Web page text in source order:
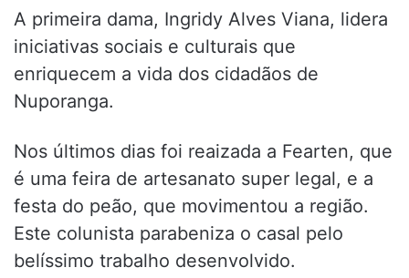
A primeira dama, Ingridy Alves Viana, lidera
iniciativas sociais e culturais que
enriquecem a vida dos cidadãos de
Nuporanga.
Nos últimos dias foi reaizada a Fearten, que
é uma feira de artesanato super legal, e a
festa do peão, que movimentou a região.
Este colunista parabeniza o casal pelo
belíssimo trabalho desenvolvido.